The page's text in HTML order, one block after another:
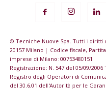
© Tecniche Nuove Spa. Tutti i diritti
20157 Milano | Codice fiscale,
imprese di Milano: 00753480151
Registrazione: N. 547 del 05/09/
Registro degli Operatori di
del 30.6.01 dell'Autorità per le